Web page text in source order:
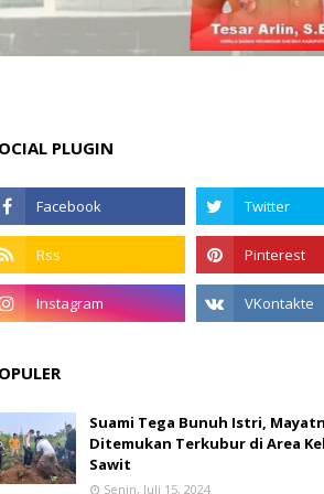
PLUGIN
Suami Tega Bunuh Istri,
Ditemukan Terkubur di Area
Sawit
Senin, Juli 15, 2024